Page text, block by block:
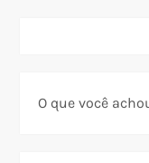
O que você